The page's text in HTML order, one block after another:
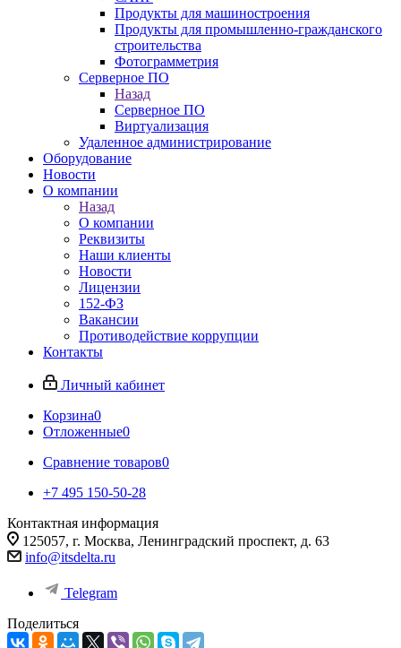
Продукты для машиностроения
Продукты для промышленно-гражданского
строительства
Фотограмметрия
Серверное ПО
Назад
Серверное ПО
Виртуализация
Удаленное администрирование
Оборудование
Новости
О компании
Назад
О компании
Реквизиты
Наши клиенты
Новости
Лицензии
152-ФЗ
Вакансии
Противодействие коррупции
Контакты
Личный кабинет
Корзина0
Отложенные0
Сравнение товаров0
+7 495 150-50-28
Контактная информация
125057, г. Москва, Ленинградский проспект, д. 63
info@itsdelta.ru
Telegram
Поделиться